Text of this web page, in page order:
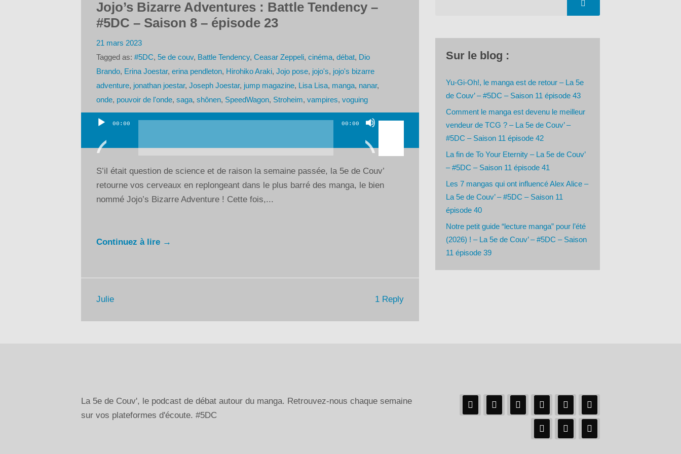
Jojo’s Bizarre Adventures : Battle Tendency –
#5DC – Saison 8 – épisode 23
21 mars 2023
Tagged as: #5DC, 5e de couv, Battle Tendency, Ceasar Zeppeli, cinéma, débat, Dio
Brando, Erina Joestar, erina pendleton, Hirohiko Araki, Jojo pose, jojo's, jojo's bizarre
adventure, jonathan joestar, Joseph Joestar, jump magazine, Lisa Lisa, manga, nanar,
onde, pouvoir de l'onde, saga, shônen, SpeedWagon, Stroheim, vampires, voguing
Lecteur
audio
00:00 00:00
Utilisez
flèches
pour
augmenter
S’il était question de science et de raison la semaine passée, la 5e de Couv’
retourne vos cerveaux en replongeant dans le plus barré des manga, le bien
nommé Jojo’s Bizarre Adventure ! Cette fois,...
Continuez à lire →
1 Reply
Julie
Sur le blog :
Yu-Gi-Oh!, le manga est de retour – La 5e
de Couv’ – #5DC – Saison 11 épisode 43
Comment le manga est devenu le meilleur
vendeur de TCG ? – La 5e de Couv’ –
#5DC – Saison 11 épisode 42
La fin de To Your Eternity – La 5e de Couv’
– #5DC – Saison 11 épisode 41
Les 7 mangas qui ont influencé Alex Alice –
La 5e de Couv’ – #5DC – Saison 11
épisode 40
Notre petit guide “lecture manga” pour l’été
(2026) ! – La 5e de Couv’ – #5DC – Saison
11 épisode 39
La 5e de Couv', le podcast de débat autour du manga. Retrouvez-nous chaque semaine
sur vos plateformes d'écoute. #5DC